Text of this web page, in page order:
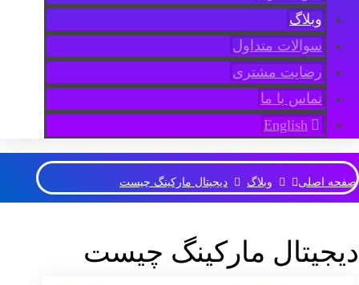
وبلاگ
سوالات متداول
رضایت مشتری
تماس با ما
English
صفحه اصلی وبلاگ دیجیتال مارکینگ چیست
دیجیتال مارکینگ چیست